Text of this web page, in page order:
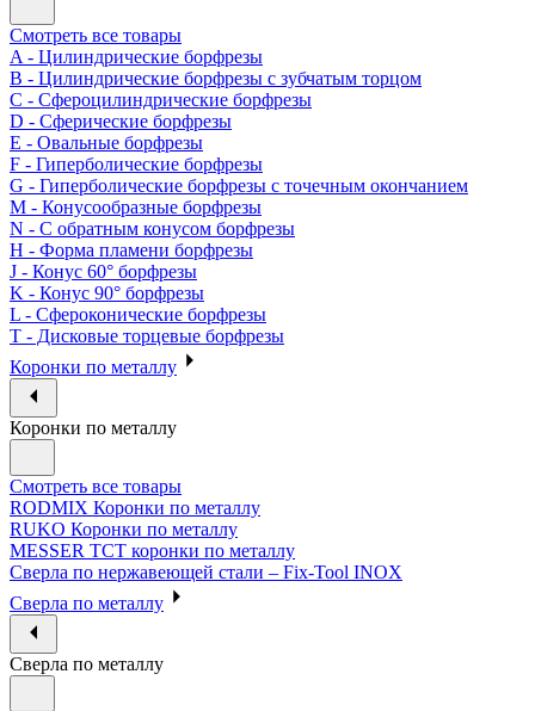
Смотреть все товары
A - Цилиндрические борфрезы
B - Цилиндрические борфрезы с зубчатым торцом
C - Сфероцилиндрические борфрезы
D - Сферические борфрезы
E - Овальные борфрезы
F - Гиперболические борфрезы
G - Гиперболические борфрезы с точечным окончанием
M - Конусообразные борфрезы
N - С обратным конусом борфрезы
H - Форма пламени борфрезы
J - Конус 60° борфрезы
K - Конус 90° борфрезы
L - Сфероконические борфрезы
T - Дисковые торцевые борфрезы
Коронки по металлу
Коронки по металлу
Смотреть все товары
RODMIX Коронки по металлу
RUKO Коронки по металлу
MESSER ТСТ коронки по металлу
Сверла по нержавеющей стали – Fix-Tool INOX
Сверла по металлу
Сверла по металлу